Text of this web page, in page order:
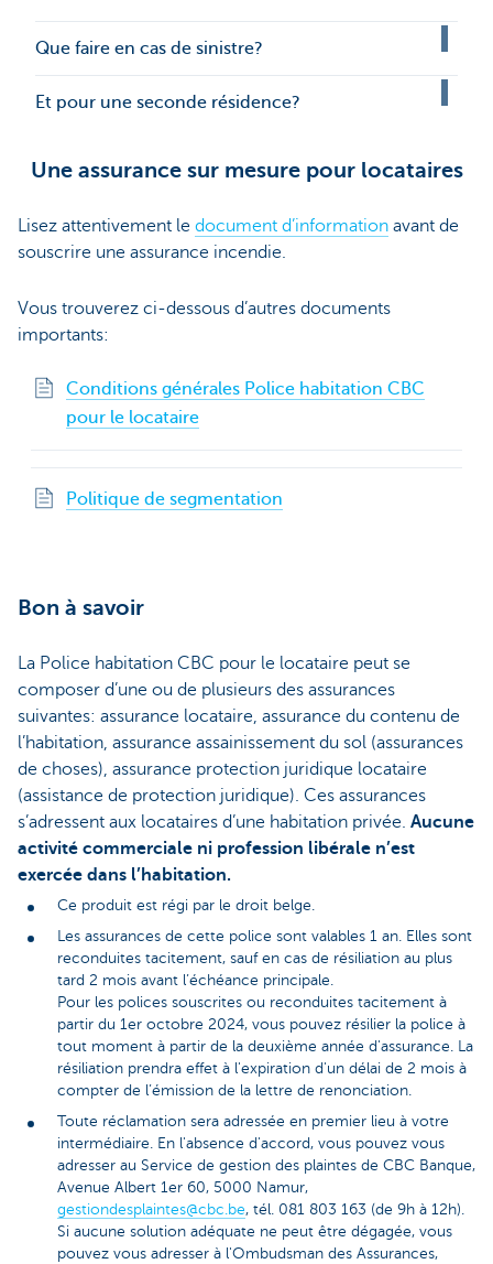
Que faire en cas de sinistre?
Et pour une seconde résidence?
Une assurance sur mesure pour locataires
Lisez attentivement le document d’information avant de
souscrire une assurance incendie.
Vous trouverez ci-dessous d’autres documents
importants:
Conditions générales Police habitation CBC
pour le locataire
Politique de segmentation
Bon à savoir
La Police habitation CBC pour le locataire peut se
composer d’une ou de plusieurs des assurances
suivantes: assurance locataire, assurance du contenu de
l’habitation, assurance assainissement du sol (assurances
de choses), assurance protection juridique locataire
(assistance de protection juridique). Ces assurances
s’adressent aux locataires d’une habitation privée. Aucune
activité commerciale ni profession libérale n’est
exercée dans l’habitation.
Ce produit est régi par le droit belge.
Les assurances de cette police sont valables 1 an. Elles sont
reconduites tacitement, sauf en cas de résiliation au plus
tard 2 mois avant l’échéance principale.
Pour les polices souscrites ou reconduites tacitement à
partir du 1er octobre 2024, vous pouvez résilier la police à
tout moment à partir de la deuxième année d'assurance. La
résiliation prendra effet à l'expiration d'un délai de 2 mois à
compter de l’émission de la lettre de renonciation.
Toute réclamation sera adressée en premier lieu à votre
intermédiaire. En l'absence d'accord, vous pouvez vous
adresser au Service de gestion des plaintes de CBC Banque,
Avenue Albert 1er 60, 5000 Namur,
gestiondesplaintes@cbc.be, tél. 081 803 163 (de 9h à 12h).
Si aucune solution adéquate ne peut être dégagée, vous
pouvez vous adresser à l'Ombudsman des Assurances,